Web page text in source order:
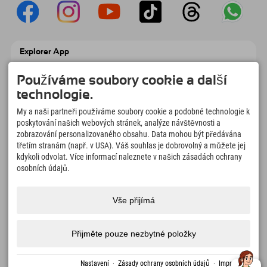
Explorer App
Explorer To Go s přehledem rezervací,
seznamem míst, která chcete navštívit,
přehledem restaurací a mnoha dalšími
Čas na chvilky objevitelů
166
Horská jezera a
4.634km
Stezky pro pěší turistiku a
Přístupnost tisk Certifikáty
Volná
Čeština
Používáme soubory cookie a další
technologie.
My a naši partneři používáme soubory cookie a podobné technologie k
poskytování našich webových stránek, analýze návštěvnosti a
zobrazování personalizovaného obsahu. Data mohou být předávána
třetím stranám (např. v USA). Váš souhlas je dobrovolný a můžete jej
kdykoli odvolat. Více informací naleznete v našich zásadách ochrany
osobních údajů.
Vše přijímá
Přijměte pouze nezbytné položky
Nastavení · Zásady ochrany osobních údajů · Impressum